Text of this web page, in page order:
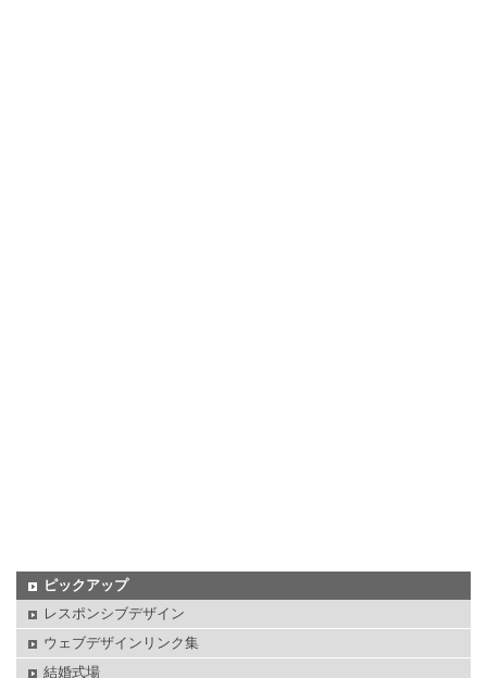
ピックアップ
レスポンシブデザイン
ウェブデザインリンク集
結婚式場